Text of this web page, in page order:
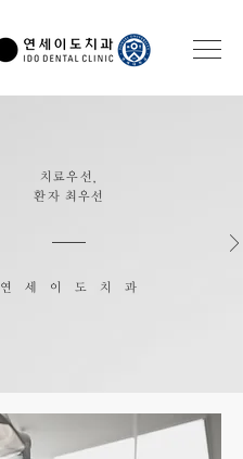
​치료우선,
환자 최우선
​연세이도치과